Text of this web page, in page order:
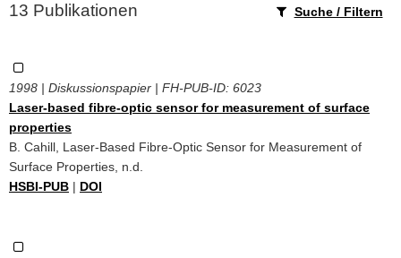
13 Publikationen Suche / Filtern
1998 | Diskussionspapier | FH-PUB-ID: 6023
Laser-based fibre-optic sensor for measurement of surface
properties
B. Cahill, Laser-Based Fibre-Optic Sensor for Measurement of
Surface Properties, n.d.
HSBI-PUB | DOI